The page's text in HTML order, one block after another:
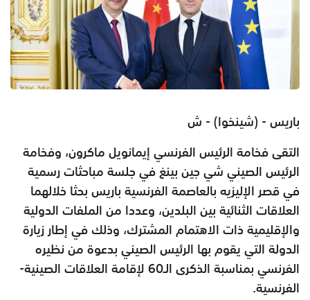
باريس - (شينخوا) - ش
التقى فخامة الرئيس الفرنسي إيمانويل ماكرون، وفخامة
الرئيس الصيني شي جين بينغ في جلسة مباحثات رسمية
في قصر الإليزيه بالعاصمة الفرنسية باريس بحثا خلالهما
العلاقات الثنائية بين البلدين، وعددا من الملفات الدولية
والإقليمية ذات الاهتمام المشترك، وذلك في إطار زيارة
الدولة التي يقوم بها الرئيس الصيني بدعوة من نظيره
الفرنسي بمناسبة الذكرى الـ60 لإقامة العلاقات الصينية-
الفرنسية.